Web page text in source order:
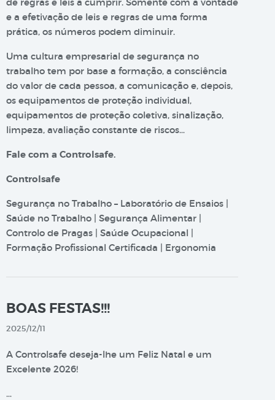
e a efetivação de leis e regras de uma forma
prática, os números podem diminuir.
Uma cultura empresarial de segurança no
trabalho tem por base a formação, a consciência
do valor de cada pessoa, a comunicação e, depois,
os equipamentos de proteção individual,
equipamentos de proteção coletiva, sinalização,
limpeza, avaliação constante de riscos…
Fale com a Controlsafe.
Controlsafe
Segurança no Trabalho – Laboratório de Ensaios |
Saúde no Trabalho | Segurança Alimentar |
Controlo de Pragas | Saúde Ocupacional |
Formação Profissional Certificada | Ergonomia
BOAS FESTAS!!!
2025/12/11
A Controlsafe deseja-lhe um Feliz Natal e um
Excelente 2026!
…